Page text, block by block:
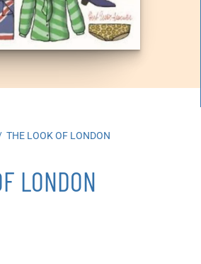
THE LOOK OF LONDON
LONDON